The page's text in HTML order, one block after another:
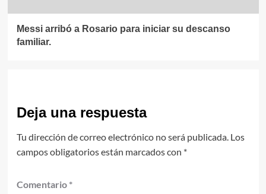
Messi arribó a Rosario para iniciar su descanso
familiar.
Deja una respuesta
Tu dirección de correo electrónico no será publicada. Los
campos obligatorios están marcados con *
Comentario *